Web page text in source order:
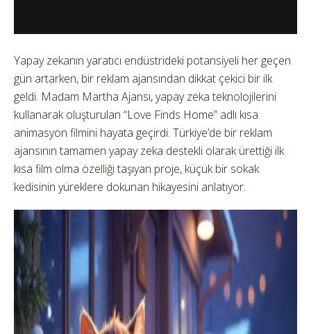
Yapay zekanın yaratıcı endüstrideki potansiyeli her geçen
gün artarken, bir reklam ajansından dikkat çekici bir ilk
geldi. Madam Martha Ajansı, yapay zeka teknolojilerini
kullanarak oluşturulan “Love Finds Home” adlı kısa
animasyon filmini hayata geçirdi. Türkiye’de bir reklam
ajansının tamamen yapay zeka destekli olarak ürettiği ilk
kısa film olma özelliği taşıyan proje, küçük bir sokak
kedisinin yüreklere dokunan hikayesini anlatıyor.